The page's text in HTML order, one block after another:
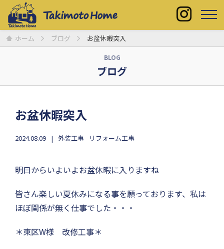
ホーム ブログ お盆休暇突入
BLOG
ブログ
お盆休暇突入
2024.08.09 外装工事 リフォーム工事
明日からいよいよお盆休暇に入りますね
皆さん楽しい夏休みになる事を願っております、私は
ほぼ関係が無く仕事でした・・・
＊東区W様 改修工事＊